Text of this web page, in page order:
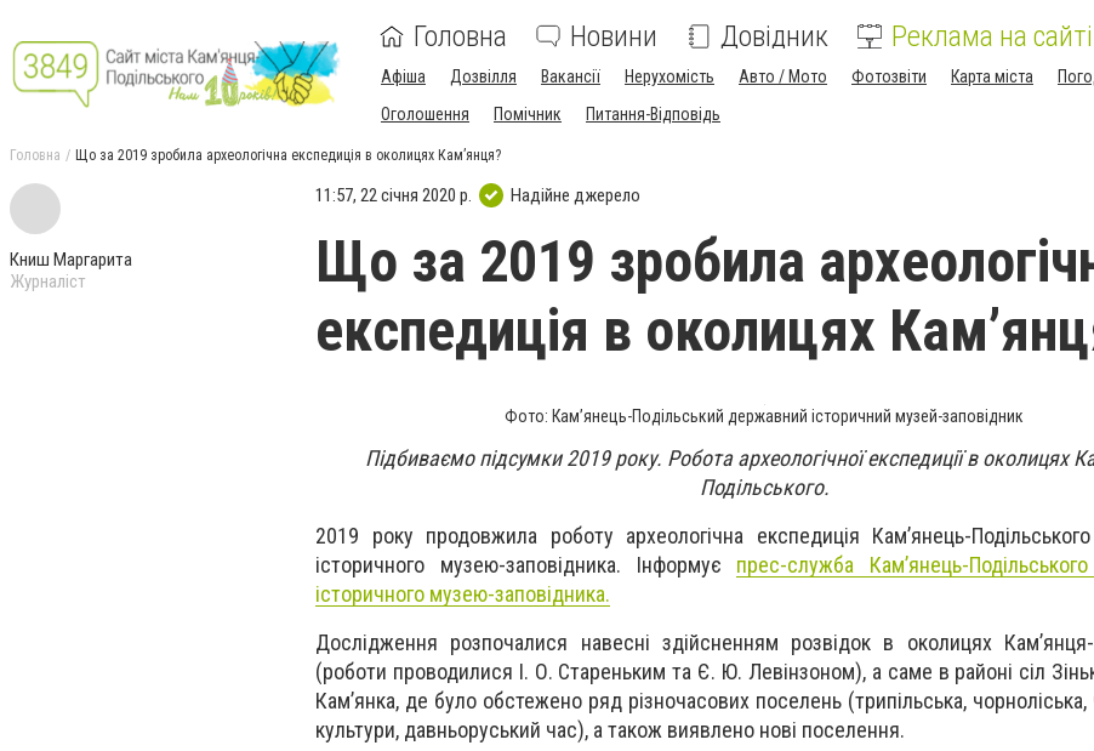
Головна Новини Довідник Реклама на сайті
Афіша Дозвілля Вакансії Нерухомість Авто / Мото Фотозвіти Карта міста
Оголошення
Помічник Питання-Відповідь
Головна Що за 2019 зробила археологічна експедиція в околицях Кам’янця?
Книш Маргарита
Журналіст
11:57, 22 січня 2020 р. Надійне джерело
Що за 2019 зробила
експедиція в околицях
Фото: Кам’янець-Подільський державний історичний музей-заповідник
Підбиваємо підсумки 2019 року. Робота археологічної експедиції в околицях
Подільського.
2019 року продовжила роботу археологічна експедиція Кам’янець-
історичного музею-заповідника. Інформує прес-служба Кам’янець-
історичного музею-заповідника.
Дослідження розпочалися навесні здійсненням розвідок в околицях Кам’янця-
(роботи проводилися І. О. Стареньким та Є. Ю. Левінзоном), а саме в районі сіл
Кам’янка, де було обстежено ряд різночасових поселень (трипільська, чорноліська,
культури, давньоруський час), а також виявлено нові поселення.